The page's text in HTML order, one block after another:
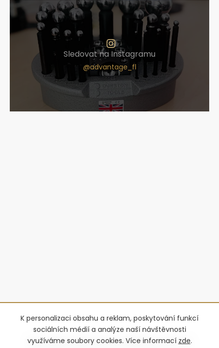
K personalizaci obsahu a reklam, poskytování funkcí
sociálních médií a analýze naší návštěvnosti
využíváme soubory cookies. Více informací zde.
Sledovat na Instagramu